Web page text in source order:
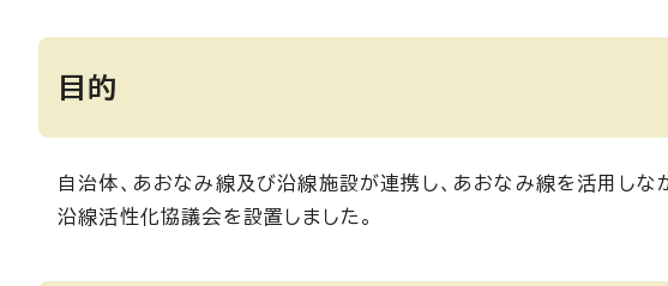
目的
自治体、あおなみ線及び沿線施設が連携し、あおなみ線を活用し
沿線活性化協議会を設置しました。